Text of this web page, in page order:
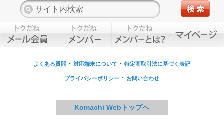
よくある質問 ・ 対応端末について ・ 特定商取引法に基づく表記
プライバシーポリシー ・ お問い合わせ
Komachi Webトップへ